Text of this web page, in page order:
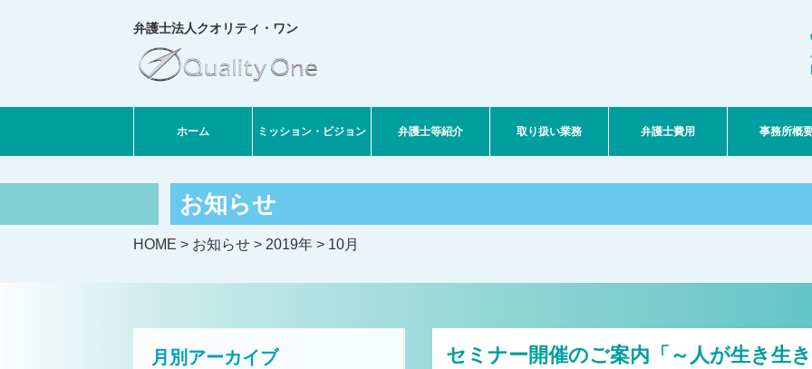
弁護士法人クオリティ・ワン
ホーム ミッション・ビジョン 弁護士等紹介 取り扱い業務 弁護士費用 事務所概
お知らせ
HOME > お知らせ > 2019年 > 10月
月別アーカイブ
セミナー開催のご案内「～人が生き生